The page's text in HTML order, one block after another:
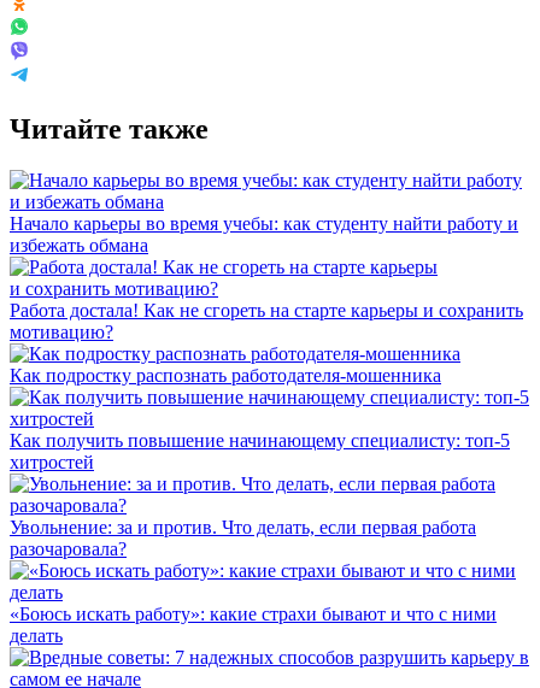
Читайте также
Начало карьеры во время учебы: как студенту найти работу и
избежать обмана
Работа достала! Как не сгореть на старте карьеры и сохранить
мотивацию?
Как подростку распознать работодателя-мошенника
Как получить повышение начинающему специалисту: топ-5
хитростей
Увольнение: за и против. Что делать, если первая работа
разочаровала?
«Боюсь искать работу»: какие страхи бывают и что с ними
делать